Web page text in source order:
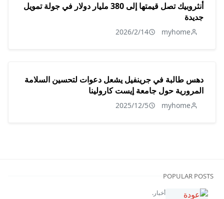
أنثروبيك تصل قيمتها إلى 380 مليار دولار في جولة تمويل
جديدة
myhome
2026/2/14
دهس طالبة في جرينفيل يشعل دعوات لتحسين السلامة
المرورية حول جامعة إيست كارولينا
myhome
2025/12/5
POPULAR POSTS
أخبار.